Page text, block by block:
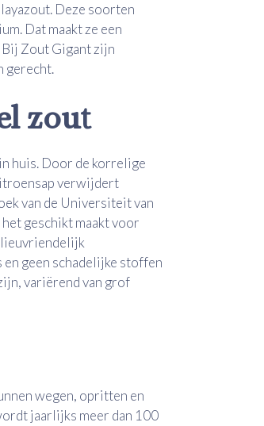
Deze soorten
Dat maakt ze een
Bij Zout Gigant zijn
gerecht.
zout
huis. Door de korrelige
verwijdert
van de Universiteit van
geschikt maakt voor
geen schadelijke stoffen
variërend van grof
wegen, opritten en
jaarlijks meer dan 100